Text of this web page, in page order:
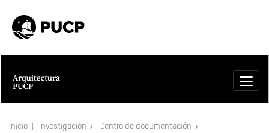
Inicio Investigación Centro de documentación